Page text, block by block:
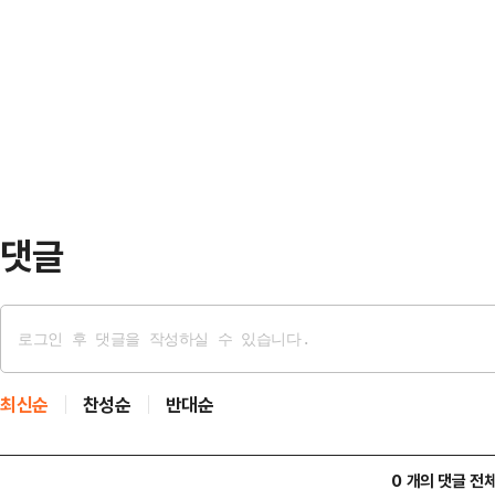
댓글
최신순 찬성순 반대순
0 개의 댓글 전